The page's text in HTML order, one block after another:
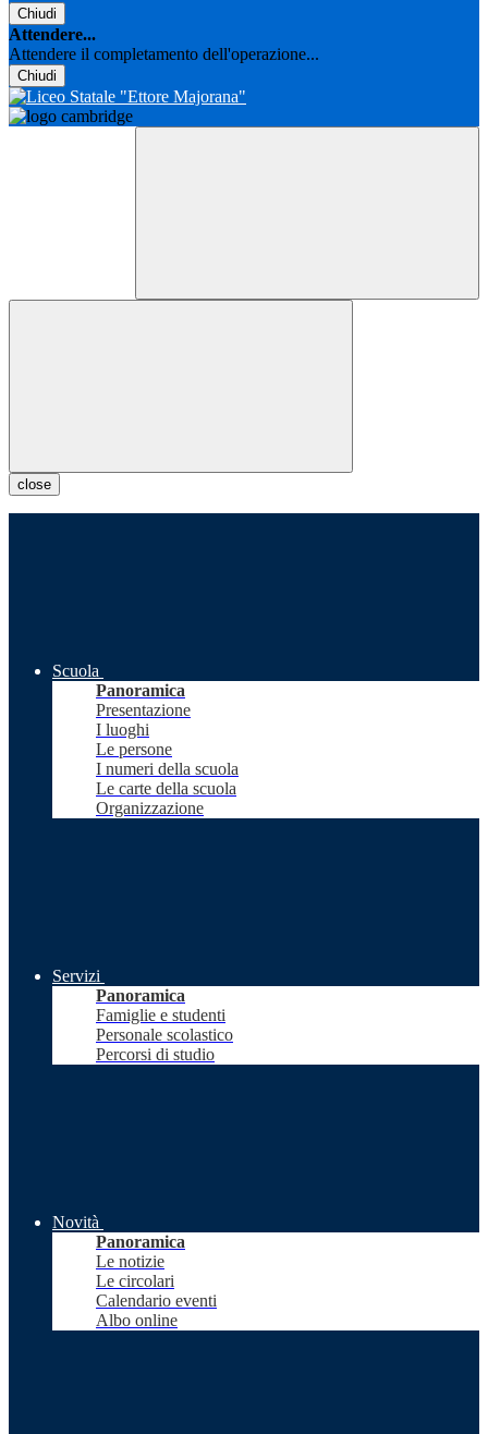
Chiudi
Attendere...
Attendere il completamento dell'operazione...
Chiudi
close
Scuola
Panoramica
Presentazione
I luoghi
Le persone
I numeri della scuola
Le carte della scuola
Organizzazione
Servizi
Panoramica
Famiglie e studenti
Personale scolastico
Percorsi di studio
Novità
Panoramica
Le notizie
Le circolari
Calendario eventi
Albo online